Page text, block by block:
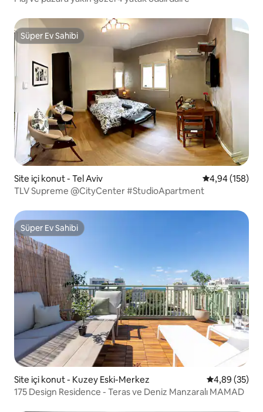
Süper Ev Sahibi
Süper Ev Sahibi
Site içi konut - Tel Aviv 5 üzerinden
4,94 (158)
TLV Supreme @CityCenter #StudioApartment
Süper Ev Sahibi
Süper Ev Sahibi
Site içi konut - Kuzey Eski-Merkez 5 üzerinden
4,89 (35)
175 Design Residence - Teras ve Deniz Manzaralı MAMAD